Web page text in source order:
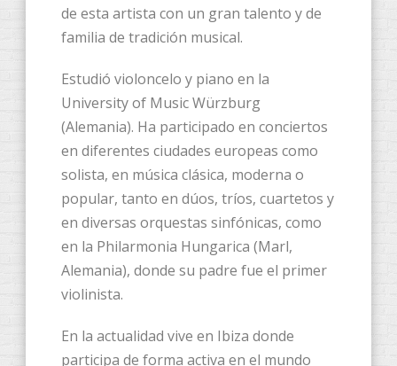
de esta artista con un gran talento y de
familia de tradición musical.
Estudió violoncelo y piano en la
University of Music Würzburg
(Alemania). Ha participado en conciertos
en diferentes ciudades europeas como
solista, en música clásica, moderna o
popular, tanto en dúos, tríos, cuartetos y
en diversas orquestas sinfónicas, como
en la Philarmonia Hungarica (Marl,
Alemania), donde su padre fue el primer
violinista.
En la actualidad vive en Ibiza donde
participa de forma activa en el mundo